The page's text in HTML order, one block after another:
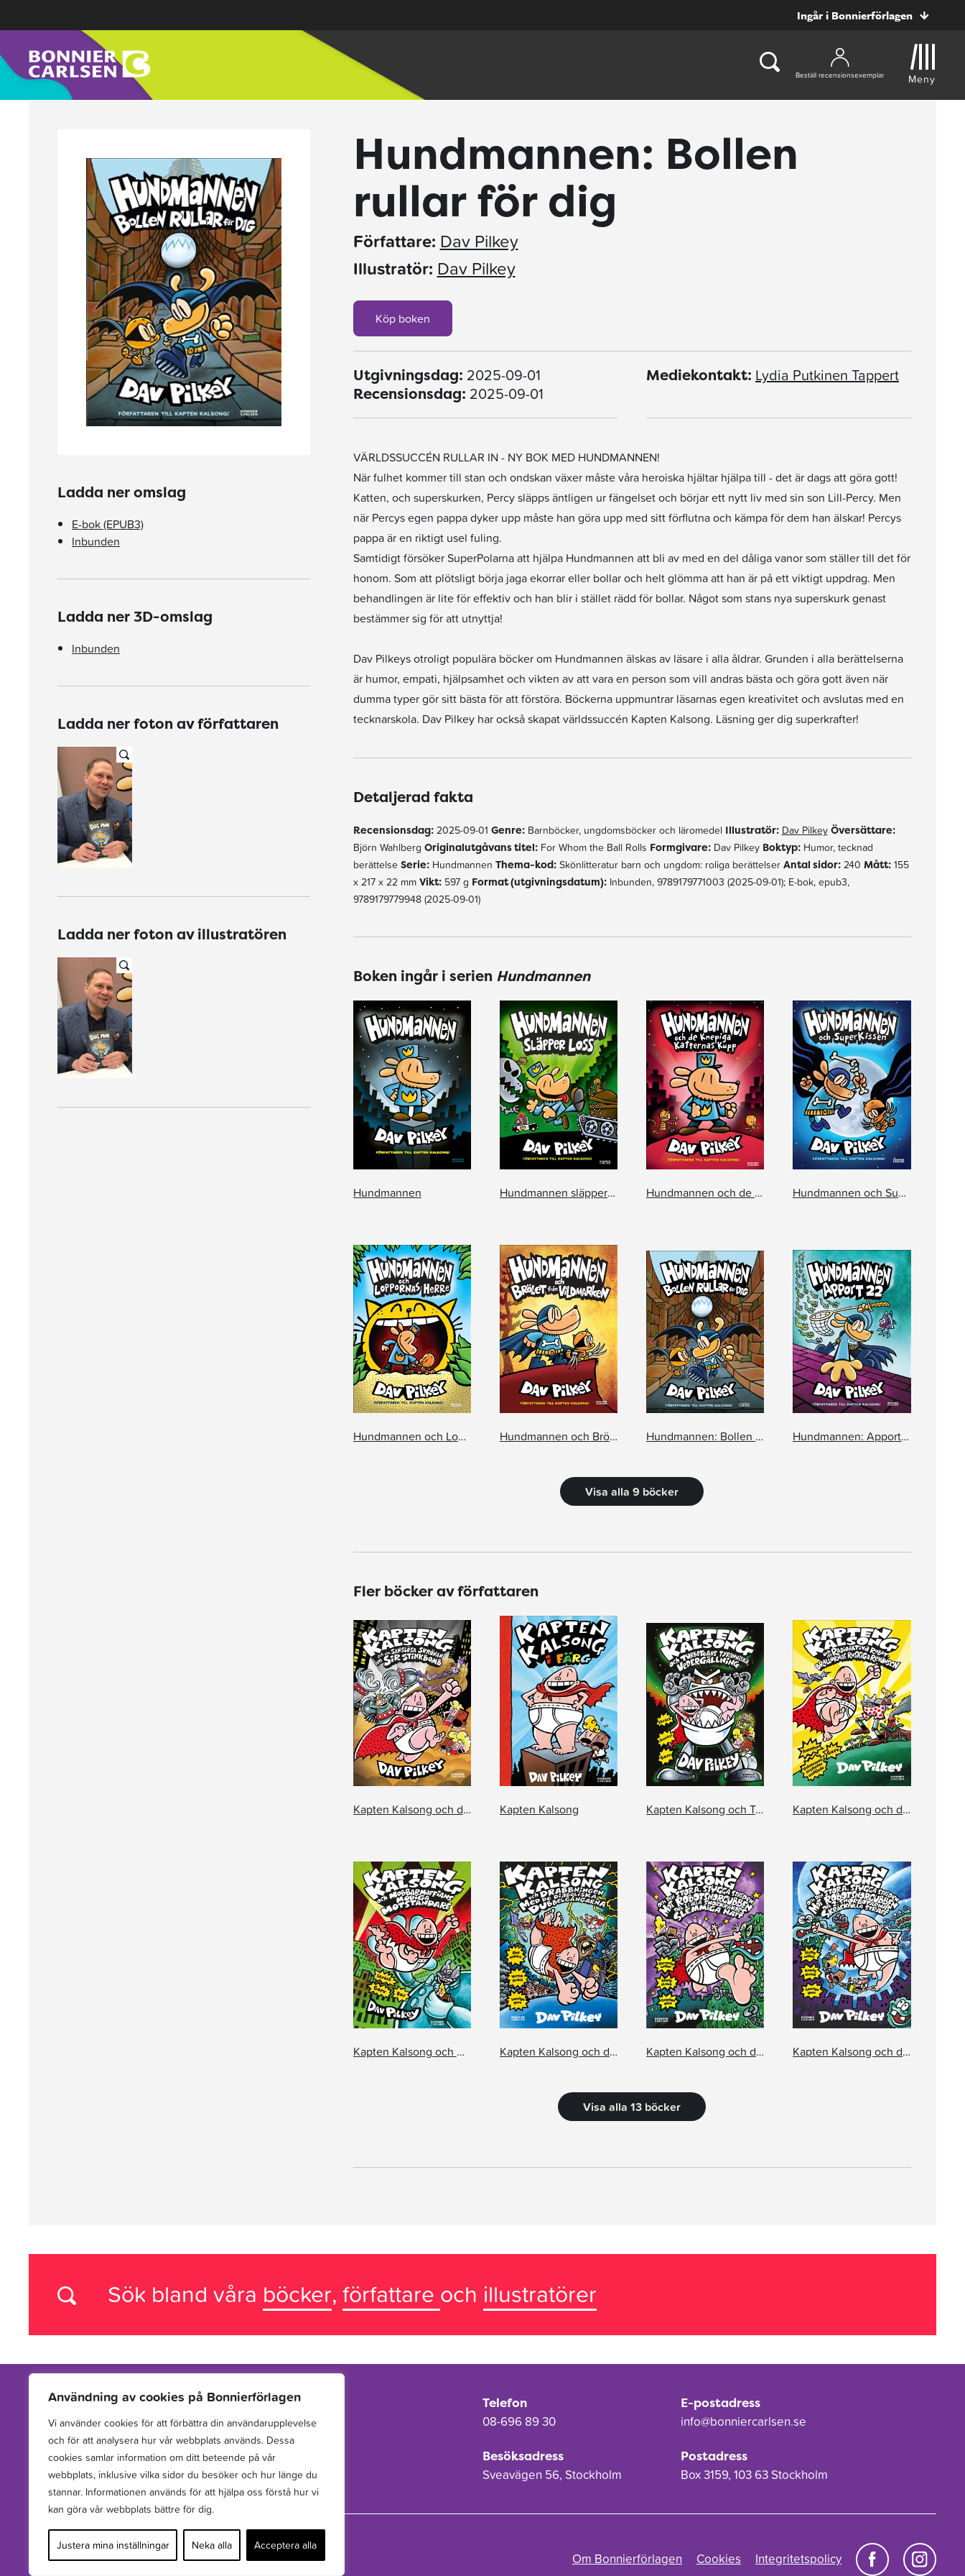
Användning av cookies på Bonnierförlagen
Vi använder cookies för att förbättra din användarupplevelse
och för att analysera hur vår webbplats används. Dessa
cookies samlar information om ditt beteende på vår
webbplats, inklusive vilka sidor du besöker och hur länge du
stannar. Informationen används för att hjälpa oss förstå hur vi
kan göra vår webbplats bättre för dig.
Justera mina inställningar Neka alla Acceptera alla
Ingår i Bonnierförlagen
Beställ recensionsexemplar Meny
Ladda ner omslag
E-bok (EPUB3)
Inbunden
Ladda ner 3D-omslag
Inbunden
Ladda ner foton av författaren
Ladda ner foton av illustratören
Hundmannen: Bollen
rullar för dig
Författare: Dav Pilkey
Illustratör: Dav Pilkey
Köp boken
Utgivningsdag: 2025-09-01
Recensionsdag: 2025-09-01
Mediekontakt: Lydia Putkinen Tappert
VÄRLDSSUCCÉN RULLAR IN - NY BOK MED HUNDMANNEN!
När fulhet kommer till stan och ondskan växer måste våra heroiska hjältar hjälpa till - det är dags att göra gott!
Katten, och superskurken, Percy släpps äntligen ur fängelset och börjar ett nytt liv med sin son Lill-Percy. Men
när Percys egen pappa dyker upp måste han göra upp med sitt förflutna och kämpa för dem han älskar! Percys
pappa är en riktigt usel fuling.
Samtidigt försöker SuperPolarna att hjälpa Hundmannen att bli av med en del dåliga vanor som ställer till det för
honom. Som att plötsligt börja jaga ekorrar eller bollar och helt glömma att han är på ett viktigt uppdrag. Men
behandlingen är lite för effektiv och han blir i stället rädd för bollar. Något som stans nya superskurk genast
bestämmer sig för att utnyttja!
Dav Pilkeys otroligt populära böcker om Hundmannen älskas av läsare i alla åldrar. Grunden i alla berättelserna
är humor, empati, hjälpsamhet och vikten av att vara en person som vill andras bästa och göra gott även när
dumma typer gör sitt bästa för att förstöra. Böckerna uppmuntrar läsarnas egen kreativitet och avslutas med en
tecknarskola. Dav Pilkey har också skapat världssuccén Kapten Kalsong. Läsning ger dig superkrafter!
Detaljerad fakta
Recensionsdag:2025-09-01 Genre:Barnböcker, ungdomsböcker och läromedel Illustratör: Dav Pilkey Översättare:
Björn Wahlberg Originalutgåvans titel:For Whom the Ball Rolls Formgivare:Dav Pilkey Boktyp:Humor, tecknad
berättelse Serie:Hundmannen Thema-kod:Skönlitteratur barn och ungdom: roliga berättelser Antal sidor:240 Mått:155
x 217 x 22 mm Vikt:597 g Format (utgivningsdatum):Inbunden, 9789179771003 (2025-09-01); E-bok, epub3,
9789179779948 (2025-09-01)
Boken ingår i serien Hundmannen
Hundmannen Hundmannen släpper loss Hundmannen och de knepiga katternas kupp Hundmannen och SuperKissen
Hundmannen och Loppornas herre Hundmannen och Brölet från vildmarken Hundmannen: Bollen rullar för dig Hundmannen: Apport 22
Visa alla 9 böcker
Fler böcker av författaren
Kapten Kalsong och den sanslösa skrönan om Sir Stinkbomb Kapten Kalsong Kapten Kalsong och Turbotoans tyranniska vedergällning Kapten Kalsong och de radioaktiva robotbrallornas ruskiga revansch
Kapten Kalsong och mobbarmaffians modiga motståndare Kapten Kalsong och drabbningen med de diaboliska dubbelgångarna Kapten Kalsong och den stora, stygga striden mot Robotsnorgubben, del 1: Alla snorkråkors slemmiga natt Kapten Kalsong och den stora, stygga striden mot Robotsnorgubben, del 2: Snorbotarnas skräckfulla straff
Visa alla 13 böcker
Sök bland våra böcker,författare och illustratörer
Vi arbetar med att hitta, utveckla, publicera och sprida
berättelser för barn och unga.
Telefon
08-696 89 30
E-postadress
info@bonniercarlsen.se
Besöksadress
Sveavägen 56, Stockholm
Postadress
Box 3159, 103 63 Stockholm
Om Bonnierförlagen Cookies Integritetspolicy